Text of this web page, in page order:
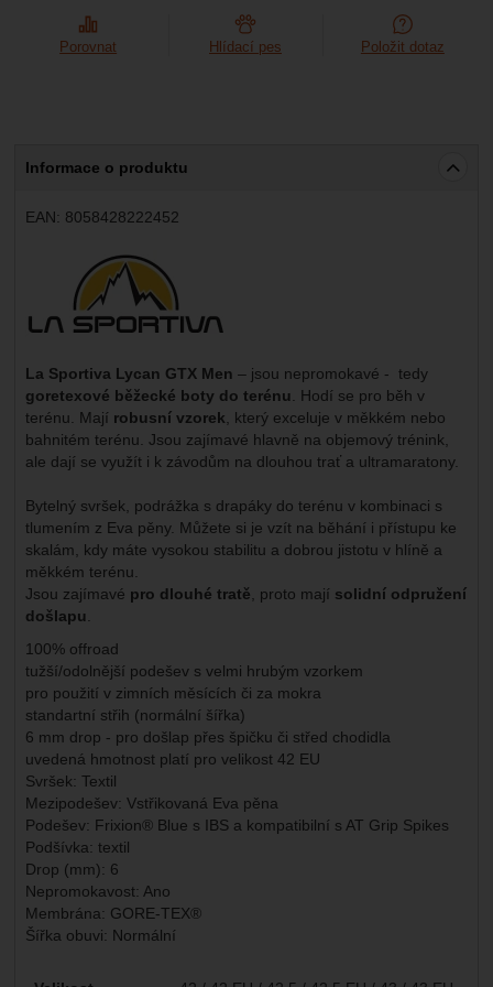
Porovnat Hlídací pes Položit dotaz
Informace o produktu
EAN: 8058428222452
La Sportiva Lycan GTX Men – jsou nepromokavé - tedy
goretexové běžecké boty do terénu . Hodí se pro běh v
terénu. Mají robusní vzorek , který exceluje v měkkém nebo
bahnitém terénu. Jsou zajímavé hlavně na objemový trénink,
ale dají se využít i k závodům na dlouhou trať a ultramaratony.
Bytelný svršek, podrážka s drapáky do terénu v kombinaci s
tlumením z Eva pěny. Můžete si je vzít na běhání i přístupu ke
skalám, kdy máte vysokou stabilitu a dobrou jistotu v hlíně a
měkkém terénu.
Jsou zajímavé pro dlouhé tratě , proto mají solidní odpružení
došlapu
100% offroad
tužší/odolnější podešev s velmi hrubým vzorkem
pro použití v zimních měsících či za mokra
standartní střih (normální šířka)
6 mm drop - pro došlap přes špičku či střed chodidla
uvedená hmotnost platí pro velikost 42 EU
Svršek: Textil
Mezipodešev: Vstřikovaná Eva pěna
Podešev: Frixion® Blue s IBS a kompatibilní s AT Grip Spikes
Podšívka: textil
Drop (mm): 6
Nepromokavost: Ano
Membrána: GORE-TEX®
Šířka obuvi: Normální
Parametry